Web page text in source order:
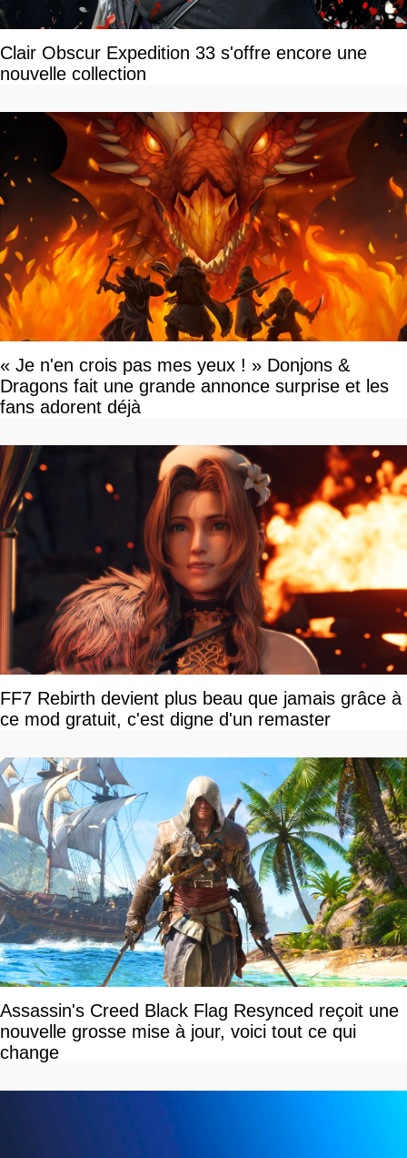
Clair Obscur Expedition 33 s'offre encore une
nouvelle collection
« Je n'en crois pas mes yeux ! » Donjons &
Dragons fait une grande annonce surprise et les
fans adorent déjà
FF7 Rebirth devient plus beau que jamais grâce à
ce mod gratuit, c'est digne d'un remaster
Assassin's Creed Black Flag Resynced reçoit une
nouvelle grosse mise à jour, voici tout ce qui
change